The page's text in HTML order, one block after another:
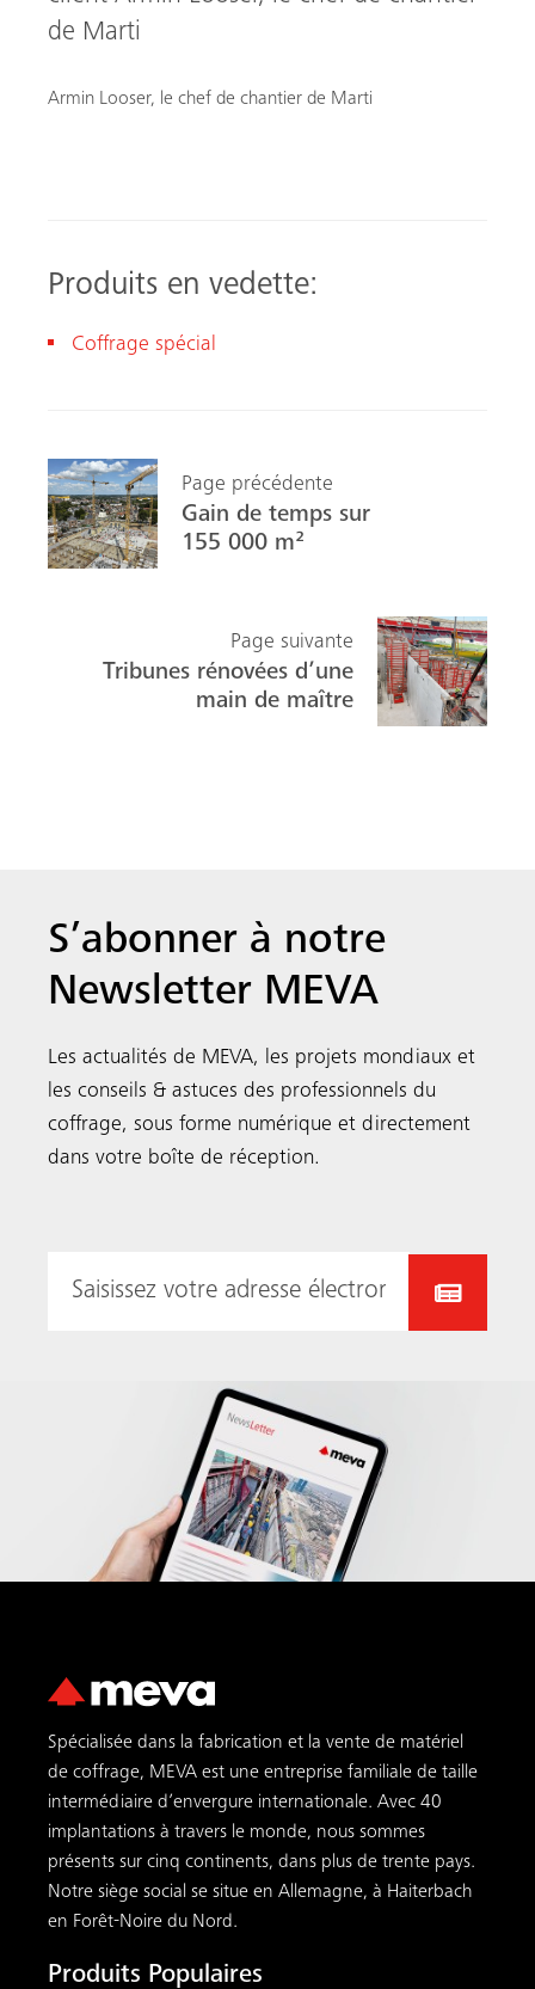
de Marti
Armin Looser, le chef de chantier de Marti
Produits en vedette:
Coffrage spécial
Page précédente
Gain de temps sur
155 000 m²
Page suivante
Tribunes rénovées d’une
main de maître
S’abonner à notre
Newsletter MEVA
Les actualités de MEVA, les projets mondiaux et
les conseils & astuces des professionnels du
coffrage, sous forme numérique et directement
dans votre boîte de réception.
Spécialisée dans la fabrication et la vente de matériel
de coffrage, MEVA est une entreprise familiale de taille
intermédiaire d’envergure internationale. Avec 40
implantations à travers le monde, nous sommes
présents sur cinq continents, dans plus de trente pays.
Notre siège social se situe en Allemagne, à Haiterbach
en Forêt-Noire du Nord.
Produits Populaires